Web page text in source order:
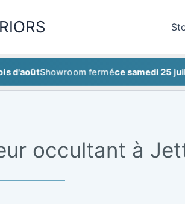
Showroom fermé ce samedi 25 juilletet
occultant à